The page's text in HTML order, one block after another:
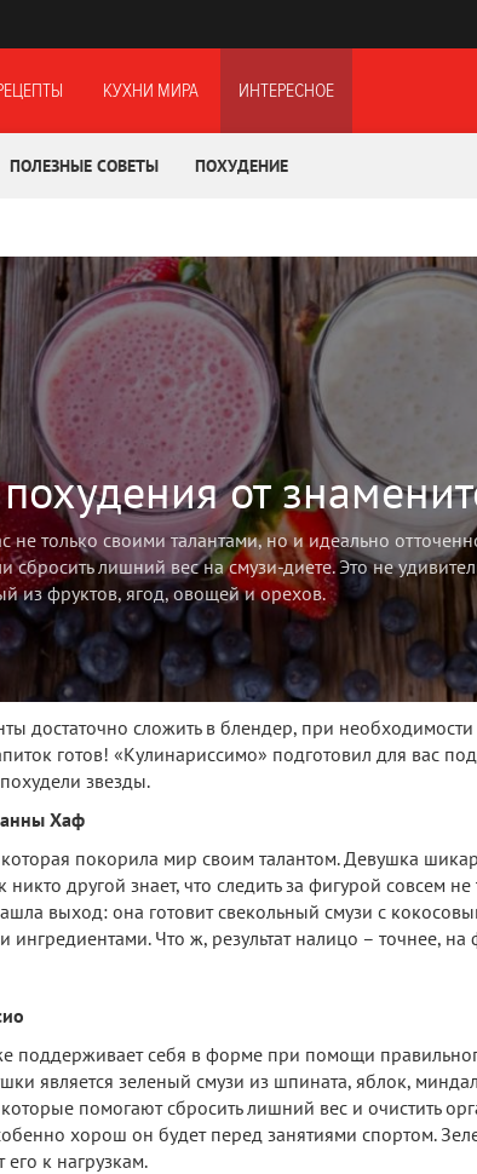
КУХНИ МИРА ИНТЕРЕСНОЕ
ПОЛЕЗНЫЕ СОВЕТЫ ПОХУДЕНИЕ
от
только своими талантами, но и идеально
сбросить лишний вес на смузи-диете. Это не
из фруктов, ягод, овощей и орехов.
достаточно сложить в блендер, при
готов! «Кулинариссимо» подготовил для вас
звезды.
Хаф
покорила мир своим талантом. Девушка
другой знает, что следить за фигурой совсем не
выход: она готовит свекольный смузи с
Что ж, результат налицо – точнее, на
поддерживает себя в форме при помощи
является зеленый смузи из шпината, яблок,
помогают сбросить лишний вес и очистить
хорош он будет перед занятиями спортом.
к нагрузкам.